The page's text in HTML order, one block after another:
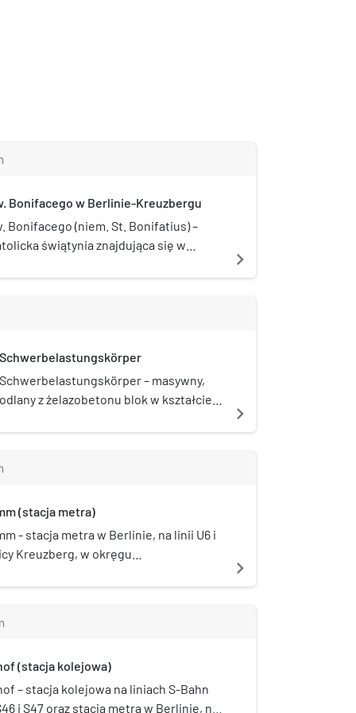
Bonifacego w Berlinie-Kreuzbergu
Bonifacego (niem. St. Bonifatius) –
świątynia znajdująca się w
navigate_next
Schwerbelastungskörper
Schwerbelastungskörper – masywny,
odlany z żelazobetonu blok w kształcie
głębokości 18 metrów, zlokalizowany w
Tempelhof wzdłuż General-Pape-Straße
Loewenhardtdamm. Został wykonany
przez francuskich jeńców wojennych
jesienią 1941 roku na zlecenie architekta
navigate_next
(stacja metra)
- stacja metra w Berlinie, na linii U6 i
Kreuzberg, w okręgu
w 1924.
navigate_next
(stacja kolejowa)
– stacja kolejowa na liniach S-Bahn
i S47 oraz stacja metra w Berlinie, na